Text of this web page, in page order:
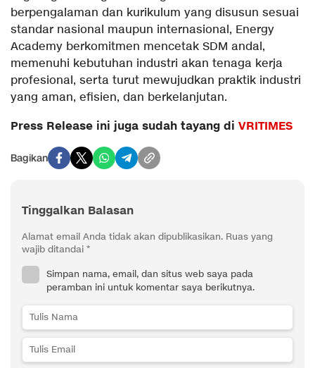
berpengalaman dan kurikulum yang disusun sesuai
standar nasional maupun internasional, Energy
Academy berkomitmen mencetak SDM andal,
memenuhi kebutuhan industri akan tenaga kerja
profesional, serta turut mewujudkan praktik industri
yang aman, efisien, dan berkelanjutan.
Press Release ini juga sudah tayang di VRITIMES
Bagikan
Tinggalkan Balasan
Alamat email Anda tidak akan dipublikasikan. Ruas yang
wajib ditandai *
Simpan nama, email, dan situs web saya pada
peramban ini untuk komentar saya berikutnya.